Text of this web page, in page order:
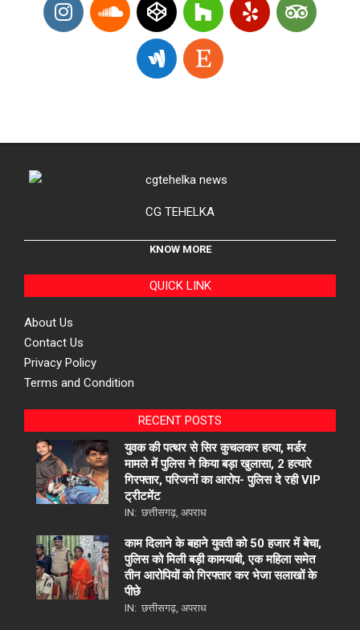
CG TEHELKA
KNOW MORE
QUICK LINK
About Us
Contact Us
Privacy Policy
Terms and Condition
RECENT POSTS
युवक की पत्थर से सिर कुचलकर हत्या, मर्डर
मामले में पुलिस ने किया बड़ा खुलासा, 2 हत्यारे
गिरफ्तार, परिजनों का आरोप- पुलिस दे रही VIP
ट्रीटमेंट
IN: छत्तीसगढ़ अपराध
काम दिलाने के बहाने युवती को 50 हजार में बेचा,
पुलिस को मिली बड़ी कामयाबी, एक महिला समेत
तीन आरोपियों को गिरफ्तार कर भेजा सलाखों के
पीछे
IN: छत्तीसगढ़ अपराध